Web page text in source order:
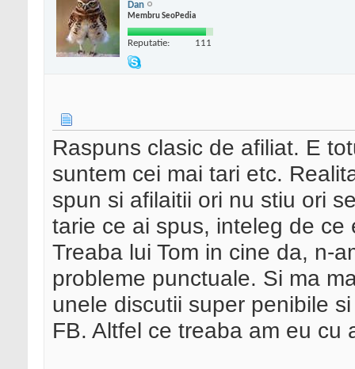
Dan
Membru SeoPedia
Reputatie: 111
Raspuns clasic de afiliat. E
suntem cei mai tari etc.
spun si afilaitii ori nu stiu ori
tarie ce ai spus, inteleg de
Treaba lui Tom in cine da, n-
probleme punctuale. Si ma
unele discutii super penibile
FB. Altfel ce treaba am eu cu